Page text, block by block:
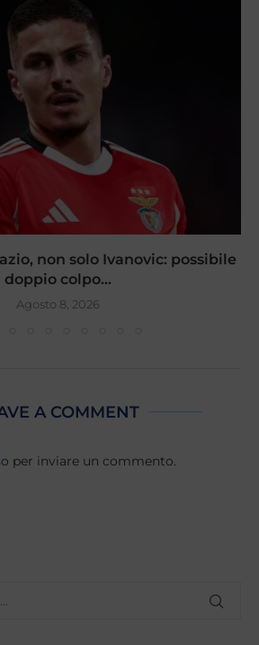
non solo Ivanovic: possibile
doppio colpo...
Agosto 8, 2026
A COMMENT
per inviare un commento.